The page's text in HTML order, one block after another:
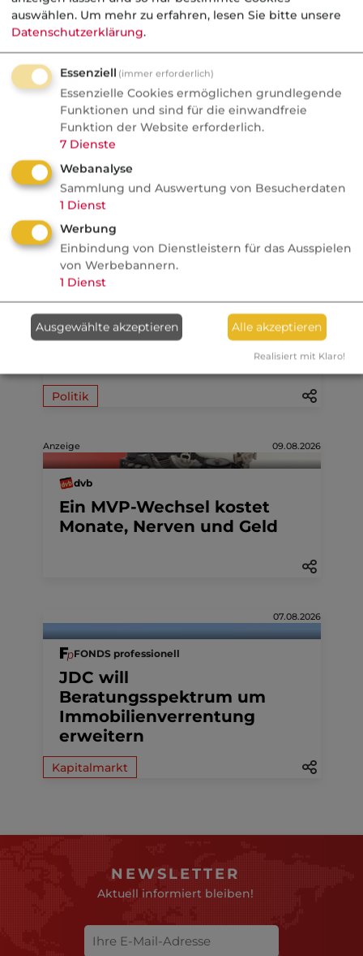
Kategorie:
Industrielle Betriebsversicherung
AktuelleNachrichten
FONDS professionell
Studie: Ungleiche
Besteuerung begünstigte
Französische Revolution
Politik
Anzeige 09.08.2026
dvb
Ein MVP-Wechsel kostet
Monate, Nerven und Geld
07.08.2026
FONDS professionell
JDC will
Beratungsspektrum um
Immobilienverrentung
erweitern
Kapitalmarkt
NEWSLETTER
Aktuell informiert bleiben!
auswählen. Um mehr zu erfahren, lesen Sie bitte unsere
Datenschutzerklärung.
Essenziell (immer erforderlich)
Essenzielle Cookies ermöglichen grundlegende
Funktionen und sind für die einwandfreie
Funktion der Website erforderlich.
7 Dienste
Webanalyse
Sammlung und Auswertung von Besucherdaten
1 Dienst
Werbung
Einbindung von Dienstleistern für das Ausspielen
von Werbebannern.
1 Dienst
Ausgewählte akzeptieren Alle akzeptieren
Realisiert mit Klaro!